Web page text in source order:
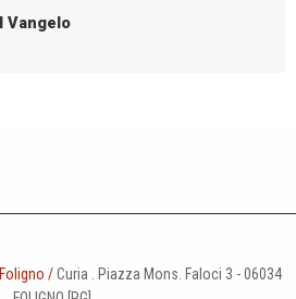
Vangelo
/Curia . Piazza Mons. Faloci 3 - 06034